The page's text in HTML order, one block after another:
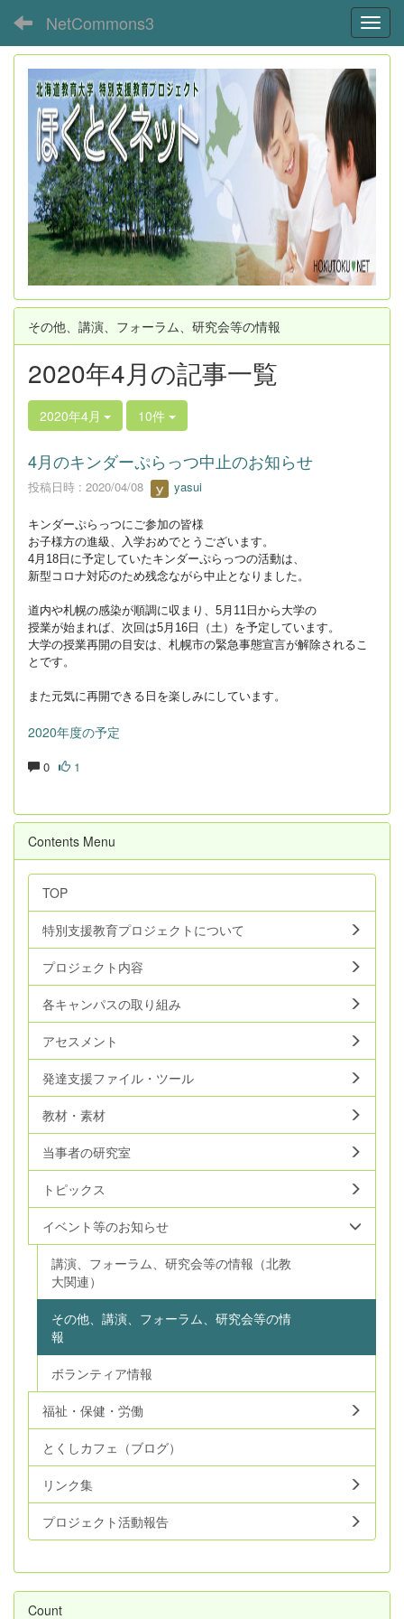
NetCommons3
その他、講演、フォーラム、研究会等の情報
2020年4月の記事一覧
2020年4月 10件
4月のキンダーぷらっつ中止のお知らせ
投稿日時 : 2020/04/08 yasui
キンダーぷらっつにご参加の皆様
お子様方の進級、入学おめでとうございます。
4月18日に予定していたキンダーぷらっつの活動は、
新型コロナ対応のため残念ながら中止となりました。
道内や札幌の感染が順調に収まり、 5月11日から大学の
授業が始まれば、次回は5月16日（土） を予定しています。
大学の授業再開の目安は、札幌市の緊急事態宣言が解除されるこ
とです。
また元気に再開できる日を楽しみにしています。
2020年度の予定
0 1
Contents Menu
TOP
特別支援教育プロジェクトについて
プロジェクト内容
各キャンパスの取り組み
アセスメント
発達支援ファイル・ツール
教材・素材
当事者の研究室
トピックス
イベント等のお知らせ
講演、フォーラム、研究会等の情報（北教
大関連）
その他、講演、フォーラム、研究会等の情
報
ボランティア情報
福祉・保健・労働
とくしカフェ（ブログ）
リンク集
プロジェクト活動報告
Count